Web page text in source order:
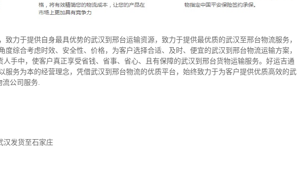
致力于提供自身最具优势的武汉到邢台运输资源，致力于提供最优质的武汉至邢台物流服务，
综合考虑时效、安全性、价格，为客户选择合适、及时、便宜的武汉到邢台物流运输方案，
人手中，使客户真正享受省钱、省事、省心、且有保障的武汉到邢台货物运输服务。好运吉通
服务为本的经营理念，凭借武汉到邢台物流的优质平台，始终致力于为客户提供优质高效的武
公司服务.
汉发货至石家庄